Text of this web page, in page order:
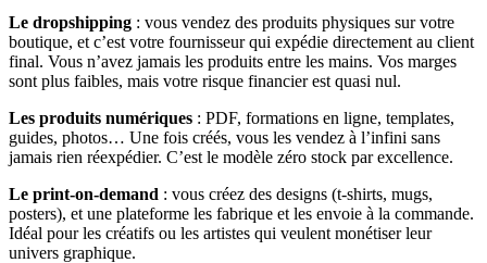
Le dropshipping : vous vendez des produits physiques sur votre
boutique, et c’est votre fournisseur qui expédie directement au client
final. Vous n’avez jamais les produits entre les mains. Vos marges
sont plus faibles, mais votre risque financier est quasi nul.
Les produits numériques : PDF, formations en ligne, templates,
guides, photos… Une fois créés, vous les vendez à l’infini sans
jamais rien réexpédier. C’est le modèle zéro stock par excellence.
Le print-on-demand : vous créez des designs (t-shirts, mugs,
posters), et une plateforme les fabrique et les envoie à la commande.
Idéal pour les créatifs ou les artistes qui veulent monétiser leur
univers graphique.